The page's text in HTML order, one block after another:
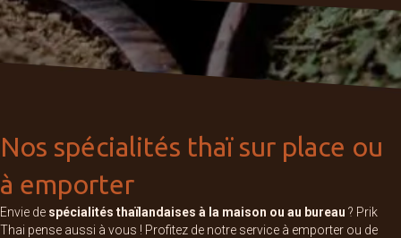
Nos spécialités thaï sur place ou
à emporter
Envie de spécialités thaïlandaises à la maison ou au bureau ? Prik
Thai pense aussi à vous ! Profitez de notre service à emporter ou de